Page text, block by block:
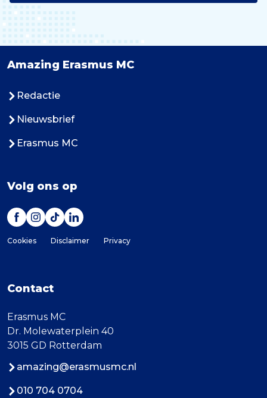
Amazing Erasmus MC
Redactie
Nieuwsbrief
Erasmus MC
Volg ons op
Cookies Disclaimer Privacy
Contact
Erasmus MC
Dr. Molewaterplein 40
3015 GD Rotterdam
amazing@erasmusmc.nl
010 704 0704